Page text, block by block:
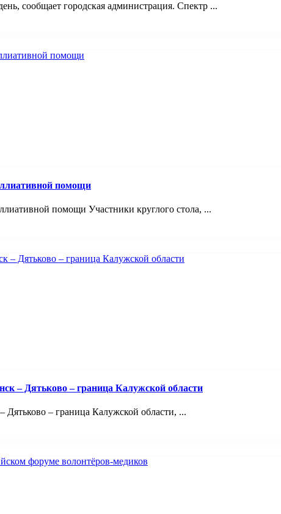
сообщает городская администрация. Спектр ...
помощи
помощи Участники круглого стола, ...
– Дятьково – граница Калужской области
Дятьково – граница Калужской области, ...